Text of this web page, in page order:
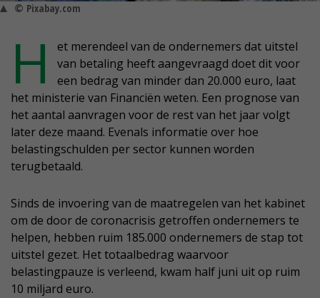
© Pixabay.com
H
et merendeel van de ondernemers dat uitstel
van betaling heeft aangevraagd doet dit voor
een bedrag van minder dan 20.000 euro, laat
het ministerie van Financiën weten. Een prognose van
het aantal aanvragen voor de rest van het jaar volgt
later deze maand. Evenals informatie over hoe
belastingschulden per sector kunnen worden
terugbetaald.
Sinds de invoering van de maatregelen van het kabinet
om de door de coronacrisis getroffen ondernemers te
helpen, hebben ruim 185.000 ondernemers de stap tot
uitstel gezet. Het totaalbedrag waarvoor
belastingpauze is verleend, kwam half juni uit op ruim
10 miljard euro.